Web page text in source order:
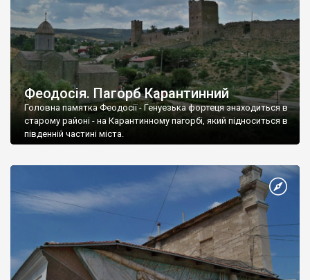
Феодосія. Пагорб Карантинний
Головна памятка Феодосії - Генуезька фортеця знаходиться в
старому районі - на Карантинному пагорбі, який підноситься в
південній частині міста.